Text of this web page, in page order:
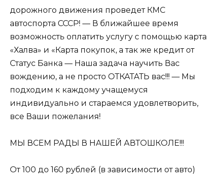
дорожного движения проведет КМС
автоспорта СССР! — В ближайшее время
возможность оплатить услугу с помощью карта
«Халва» и «Карта покупок, а так же кредит от
Статус Банка — Наша задача научить Вас
вождению, а не просто ОТКАТАТЬ вас!!! — Мы
подходим к каждому учащемуся
индивидуально и стараемся удовлетворить,
все Ваши пожелания!
МЫ ВСЕМ РАДЫ В НАШЕЙ АВТОШКОЛЕ!!!
От 100 до 160 рублей (в зависимости от авто)